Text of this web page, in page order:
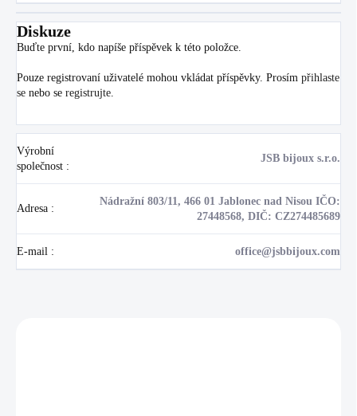
Diskuze
Buďte první, kdo napíše příspěvek k této položce.
Pouze registrovaní uživatelé mohou vkládat příspěvky. Prosím přihlaste
se nebo se registrujte
Výrobní
společnost :
JSB bijoux s.r.o.
Adresa :
Nádražní 803/11, 466 01 Jablonec nad Nisou IČO:
27448568, DIČ: CZ274485689
E-mail : office@jsbbijoux.com